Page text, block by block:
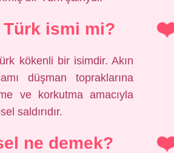
Türk ismi mi?
kökenli bir isimdir. Akın
düşman topraklarına
ve korkutma amacıyla
saldırıdır.
ne demek?